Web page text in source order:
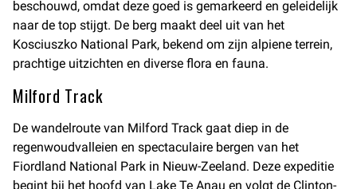
beschouwd, omdat deze goed is gemarkeerd en geleidelijk
naar de top stijgt. De berg maakt deel uit van het
Kosciuszko National Park, bekend om zijn alpiene terrein,
prachtige uitzichten en diverse flora en fauna.
Milford Track
De wandelroute van Milford Track gaat diep in de
regenwoudvalleien en spectaculaire bergen van het
Fiordland National Park in Nieuw-Zeeland. Deze expeditie
begint bij het hoofd van Lake Te Anau en volgt de Clinton-